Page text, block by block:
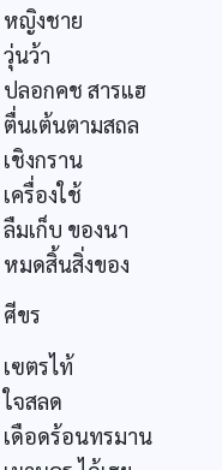
หญิงชาย
วุ่นว้า
ปลอกคช สารแฮ
ตื่นเต้นตามสถล
เชิงกราน
เครื่องใช้
ลืมเก็บ ของนา
หมดสิ้นสิ่งของ
ศีขร
เฃตรไท้
ใจสลด
เดือดร้อนทรมาน